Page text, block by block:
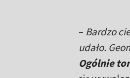
– Bardzo
udało.
Ogólnie